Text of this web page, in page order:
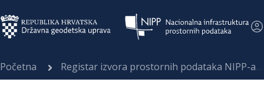
Početna Registar izvora prostornih podataka NIPP-a